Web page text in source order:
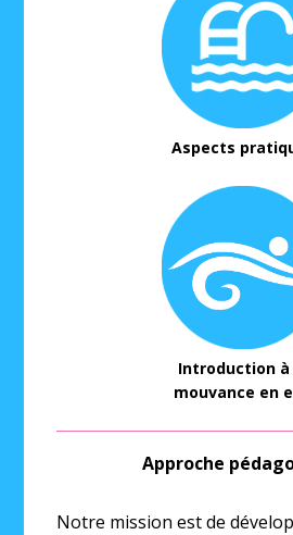
Aspects
Introduction à
mouvance en
Approche
Notre mission est de